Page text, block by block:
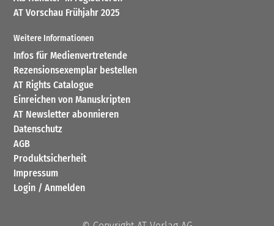
AT Vorschau Frühjahr 2025
Weitere Informationen
Infos für Medienvertretende
Rezensionsexemplar bestellen
AT Rights Catalogue
Einreichen von Manuskripten
AT Newsletter abonnieren
Datenschutz
AGB
Produktsicherheit
Impressum
Login / Anmelden